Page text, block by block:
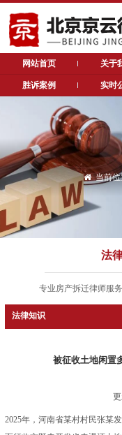
网站首页 关于
胜诉案例 实时
当前位
法
专业房产拆迁律师服
法律知识
被征收土地闲置
2025年，河南省某村村民张某